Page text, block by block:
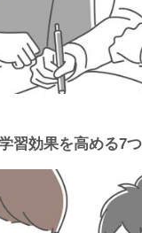
習効果を高める7